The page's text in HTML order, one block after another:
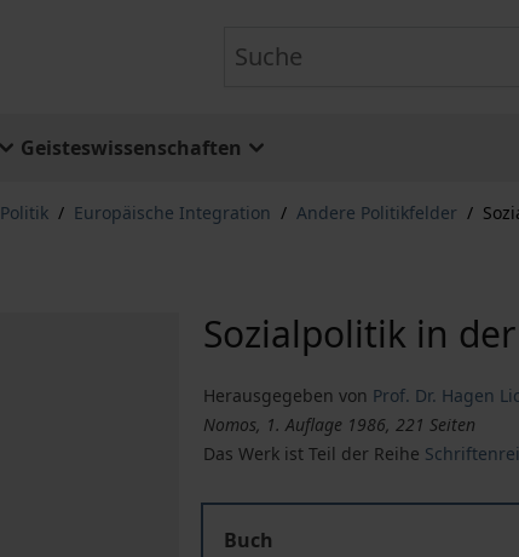
Geisteswissenschaften
Politik / Europäische Integration / Andere Politikfelder /
Sozialpolitik in der
Herausgegeben von Prof. Dr. Hagen
Nomos, 1. Auflage 1986, 221 Seiten
Das Werk ist Teil der Reihe
Buch